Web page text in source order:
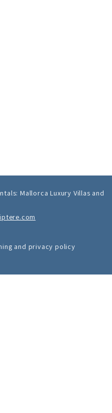
Mallorca Luxury Villas and
and privacy policy